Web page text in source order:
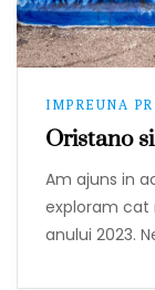
IMPREUNA
Oristano
Am ajuns in
exploram cat
anului 2023.